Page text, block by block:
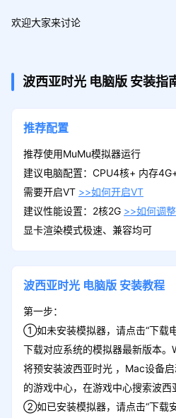
欢迎大家来讨论
波西亚时光 电脑版 安装指
推荐配置
推荐使用MuMu模拟器运行
建议电脑配置：CPU4核+ 内存
需要开启VT >>如何开启VT
建议性能设置：2核2G >>如何调
显卡渲染模式极速、兼容均可
波西亚时光 电脑版 安装教程
第一步：
①如未安装模拟器，请点击“下载
下载对应系统的模拟器最新版本
将预安装波西亚时光 ，Mac设备
的游戏中心，在游戏中心搜索波西
②如已安装模拟器，请点击“下载